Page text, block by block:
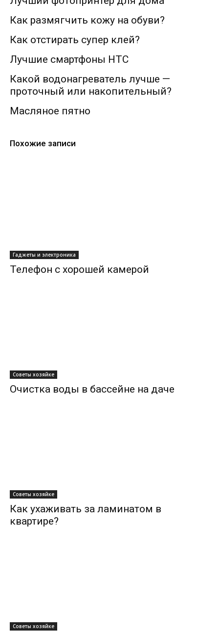
Как размягчить кожу на обуви?
Как отстирать супер клей?
Лучшие смартфоны HTC
Какой водонагреватель лучше —
проточный или накопительный?
Масляное пятно
Похожие записи
Гаджеты и электроника
Телефон с хорошей камерой
Советы хозяйке
Очистка воды в бассейне на даче
Советы хозяйке
Как ухаживать за ламинатом в
квартире?
Советы хозяйке